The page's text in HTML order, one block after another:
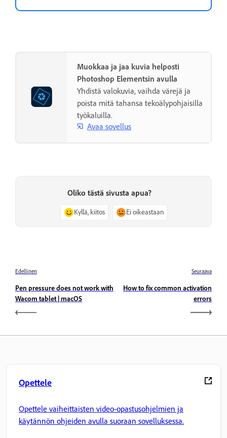
Muokkaa ja jaa kuvia helposti
Photoshop Elementsin avulla
Yhdistä valokuvia, vaihda värejä ja
poista mitä tahansa tekoälypohjaisilla
työkaluilla.
Avaa sovellus
Oliko tästä sivusta apua?
Kyllä, kiitos Ei oikeastaan
Edellinen
Pen pressure does not work with
Wacom tablet | macOS
Seuraava
How to fix common activation
errors
Opettele
Opettele vaiheittaisten video-opastusohjelmien ja
käytännön ohjeiden avulla suoraan sovelluksessa.